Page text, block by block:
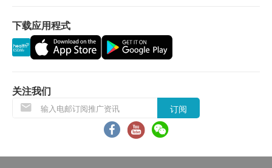
時。在正常情況下, 訂單一經確認, 便不接受更改送貨地
址。
送貨服務有可能因天氣、交通、地區或其他因素而暫停
或延期，送貨時間將會另作安排。
貨品未能送達收貨地點或客戶要求取消訂單或客戶拒收
貨品或需改期送貨，客戶仍需承擔該次送貨之費用。再
次安排送貨服務，顧客必須再支付實際運費及特別地區
附加費用或到指定地點自行提取。
產品不設同日送貨安裝服務，如客戶需代約安裝服務，
下载应用程式
关注我们
订阅